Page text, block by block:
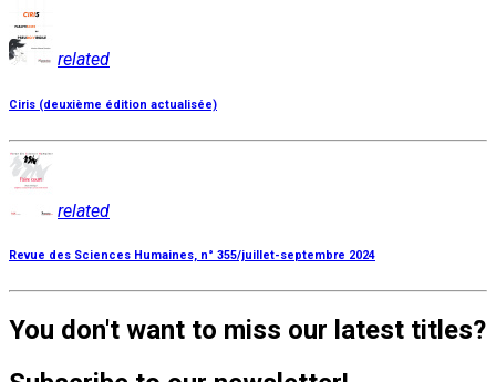
related
Ciris (deuxième édition actualisée)
related
Revue des Sciences Humaines, n° 355/juillet-septembre 2024
You don't want to miss our latest titles?